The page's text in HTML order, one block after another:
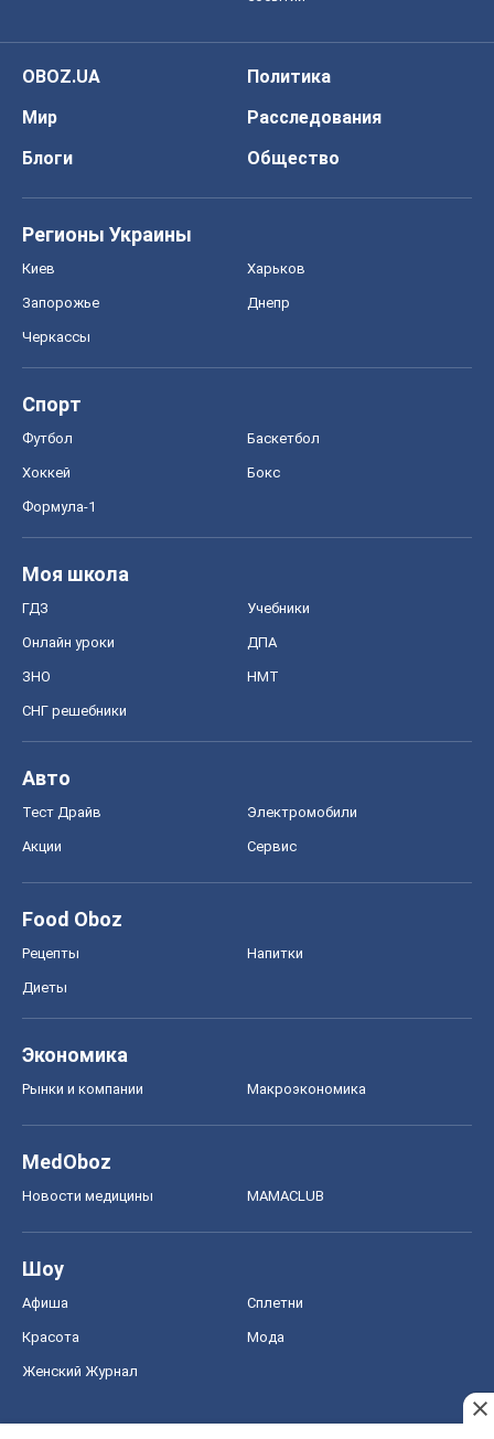
OBOZ.UA
Политика
Мир
Расследования
Блоги
Общество
Регионы Украины
Киев Харьков
Запорожье Днепр
Черкассы
Спорт
Футбол Баскетбол
Хоккей Бокс
Формула-1
Моя школа
ГДЗ Учебники
Онлайн уроки ДПА
ЗНО НМТ
СНГ решебники
Авто
Тест Драйв Электромобили
Акции Сервис
Food Oboz
Рецепты Напитки
Диеты
Экономика
Рынки и компании Mакроэкономика
MedOboz
Новости медицины MAMACLUB
Шоу
Афиша Сплетни
Красота Мода
Женский Журнал